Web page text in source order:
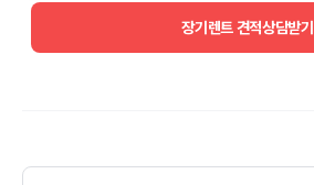
장기렌트 견적상담받기